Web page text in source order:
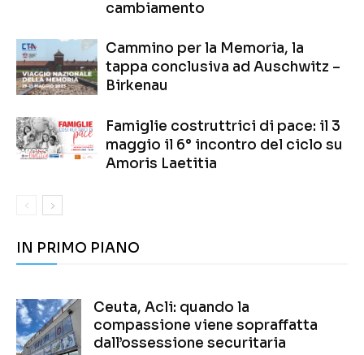
cambiamento
Cammino per la Memoria, la
tappa conclusiva ad Auschwitz –
Birkenau
Famiglie costruttrici di pace: il 3
maggio il 6° incontro del ciclo su
Amoris Laetitia
IN PRIMO PIANO
Ceuta, Acli: quando la
compassione viene sopraffatta
dall’ossessione securitaria